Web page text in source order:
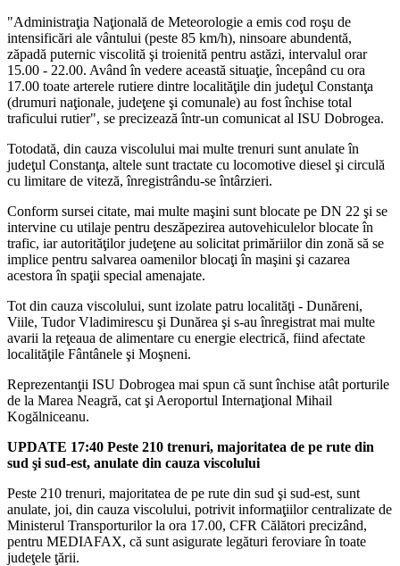
"Administraţia Naţională de Meteorologie a emis cod roşu de
intensificări ale vântului (peste 85 km/h), ninsoare abundentă,
zăpadă puternic viscolită şi troienită pentru astăzi, intervalul orar
15.00 - 22.00. Având în vedere această situaţie, începând cu ora
17.00 toate arterele rutiere dintre localităţile din judeţul Constanţa
(drumuri naţionale, judeţene şi comunale) au fost închise total
traficului rutier", se precizează într-un comunicat al ISU Dobrogea.
Totodată, din cauza viscolului mai multe trenuri sunt anulate în
judeţul Constanţa, altele sunt tractate cu locomotive diesel şi circulă
cu limitare de viteză, înregistrându-se întârzieri.
Conform sursei citate, mai multe maşini sunt blocate pe DN 22 şi se
intervine cu utilaje pentru deszăpezirea autovehiculelor blocate în
trafic, iar autorităţilor judeţene au solicitat primăriilor din zonă să se
implice pentru salvarea oamenilor blocaţi în maşini şi cazarea
acestora în spaţii special amenajate.
Tot din cauza viscolului, sunt izolate patru localităţi - Dunăreni,
Viile, Tudor Vladimirescu şi Dunărea şi s-au înregistrat mai multe
avarii la reţeaua de alimentare cu energie electrică, fiind afectate
localităţile Fântânele şi Moşneni.
Reprezentanţii ISU Dobrogea mai spun că sunt închise atât porturile
de la Marea Neagră, cat şi Aeroportul Internaţional Mihail
Kogălniceanu.
UPDATE 17:40 Peste 210 trenuri, majoritatea de pe rute din
sud şi sud-est, anulate din cauza viscolului
Peste 210 trenuri, majoritatea de pe rute din sud şi sud-est, sunt
anulate, joi, din cauza viscolului, potrivit informaţiilor centralizate de
Ministerul Transporturilor la ora 17.00, CFR Călători precizând,
pentru MEDIAFAX, că sunt asigurate legături feroviare în toate
judeţele ţării.